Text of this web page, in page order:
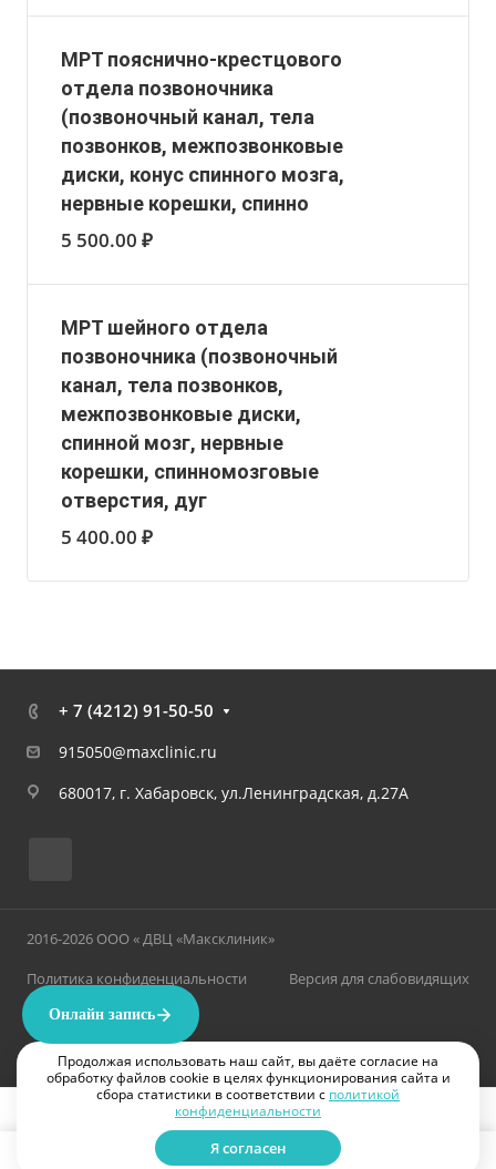
МРТ пояснично-крестцового
отдела позвоночника
(позвоночный канал, тела
позвонков, межпозвонковые
диски, конус спинного мозга,
нервные корешки, спинно
5 500.00 ₽
МРТ шейного отдела
позвоночника (позвоночный
канал, тела позвонков,
межпозвонковые диски,
спинной мозг, нервные
корешки, спинномозговые
отверстия, дуг
5 400.00 ₽
+ 7 (4212) 91-50-50
915050@maxclinic.ru
680017, г. Хабаровск, ул.Ленинградская, д.27А
2016-2026 ООО « ДВЦ «Максклиник»
Политика конфиденциальности
Версия для слабовидящих
ИМЕЮТСЯ ПРОТИВОПОКАЗАНИЯ. НЕОБХОДИМА КОНСУЛЬТАЦИЯ ВРАЧА
Продолжая использовать наш сайт, вы даёте согласие на
обработку файлов cookie в целях функционирования сайта и
сбора статистики в соответствии с политикой
конфиденциальности
Я согласен